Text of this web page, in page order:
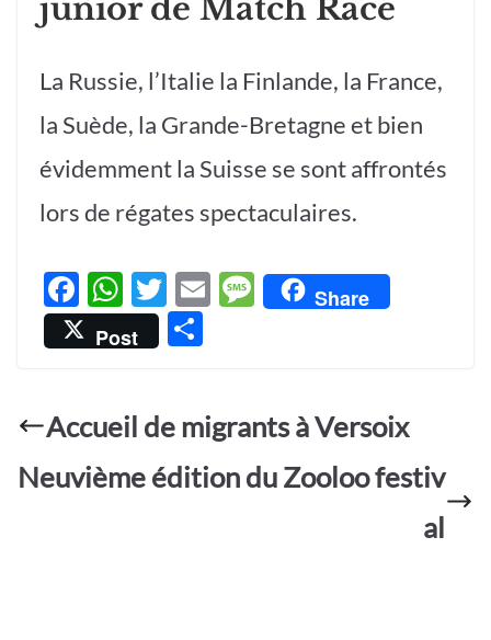
junior de Match Race
La Russie, l’Italie la Finlande, la France,
la Suède, la Grande-Bretagne et bien
évidemment la Suisse se sont affrontés
lors de régates spectaculaires.
F
ac
e
o
o
k
W
h
at
A
p
p
T
w
itt
E
M
es
e
Share
Post
g
er
Accueil de migrants à Versoix
Neuvième édition du Zooloo festiv
al